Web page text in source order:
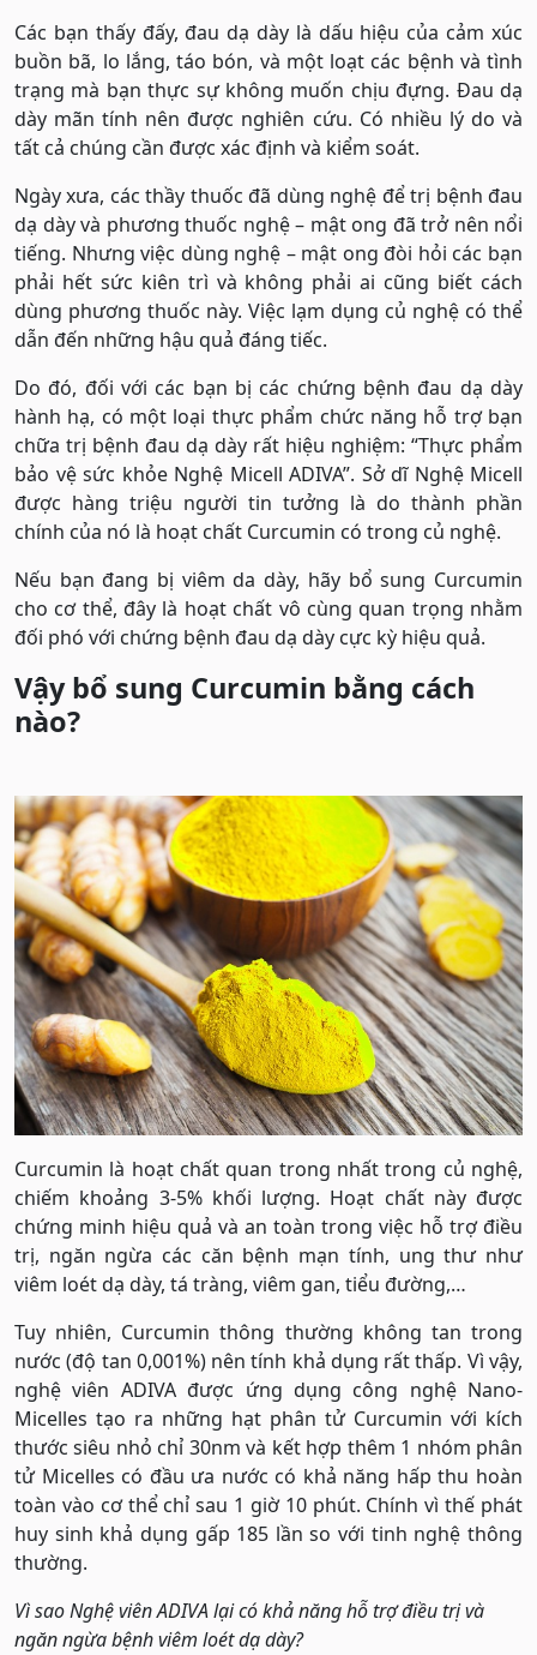
Các bạn thấy đấy, đau dạ dày là dấu hiệu của cảm xúc
buồn bã, lo lắng, táo bón, và một loạt các bệnh và tình
trạng mà bạn thực sự không muốn chịu đựng. Đau dạ
dày mãn tính nên được nghiên cứu. Có nhiều lý do và
tất cả chúng cần được xác định và kiểm soát.
Ngày xưa, các thầy thuốc đã dùng nghệ để trị bệnh đau
dạ dày và phương thuốc nghệ – mật ong đã trở nên nổi
tiếng. Nhưng việc dùng nghệ – mật ong đòi hỏi các bạn
phải hết sức kiên trì và không phải ai cũng biết cách
dùng phương thuốc này. Việc lạm dụng củ nghệ có thể
dẫn đến những hậu quả đáng tiếc.
Do đó, đối với các bạn bị các chứng bệnh đau dạ dày
hành hạ, có một loại thực phẩm chức năng hỗ trợ bạn
chữa trị bệnh đau dạ dày rất hiệu nghiệm: “Thực phẩm
bảo vệ sức khỏe Nghệ Micell ADIVA”. Sở dĩ Nghệ Micell
được hàng triệu người tin tưởng là do thành phần
chính của nó là hoạt chất Curcumin có trong củ nghệ.
Nếu bạn đang bị viêm da dày, hãy bổ sung Curcumin
cho cơ thể, đây là hoạt chất vô cùng quan trọng nhằm
đối phó với chứng bệnh đau dạ dày cực kỳ hiệu quả.
Vậy bổ sung Curcumin bằng cách
nào?
Curcumin là hoạt chất quan trong nhất trong củ nghệ,
chiếm khoảng 3-5% khối lượng. Hoạt chất này được
chứng minh hiệu quả và an toàn trong việc hỗ trợ điều
trị, ngăn ngừa các căn bệnh mạn tính, ung thư như
viêm loét dạ dày, tá tràng, viêm gan, tiểu đường,…
Tuy nhiên, Curcumin thông thường không tan trong
nước (độ tan 0,001%) nên tính khả dụng rất thấp. Vì vậy,
nghệ viên ADIVA được ứng dụng công nghệ Nano-
Micelles tạo ra những hạt phân tử Curcumin với kích
thước siêu nhỏ chỉ 30nm và kết hợp thêm 1 nhóm phân
tử Micelles có đầu ưa nước có khả năng hấp thu hoàn
toàn vào cơ thể chỉ sau 1 giờ 10 phút. Chính vì thế phát
huy sinh khả dụng gấp 185 lần so với tinh nghệ thông
thường.
Vì sao Nghệ viên ADIVA lại có khả năng hỗ trợ điều trị và
ngăn ngừa bệnh viêm loét dạ dày?